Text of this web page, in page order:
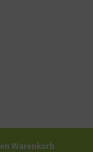
Wert ein
Warenkorb